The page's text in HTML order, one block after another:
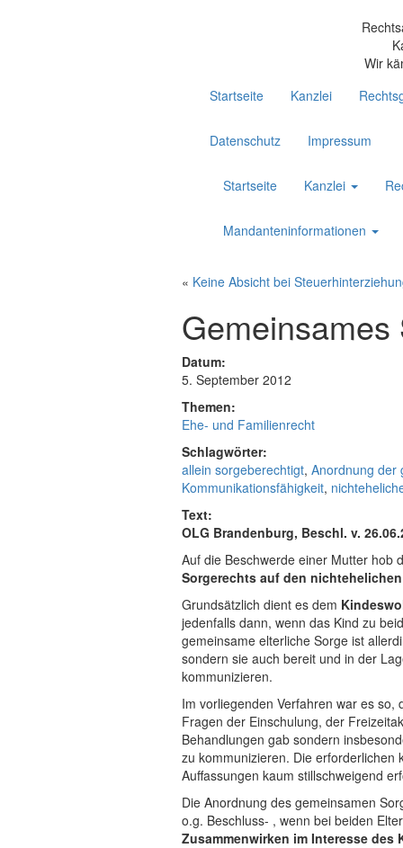
Wir
Startseite
Kanzlei
Datenschutz Impressum
Startseite Kanzlei
Mandanteninformationen
« Keine Absicht bei
Datum:
5. September 2012
Themen:
Ehe- und Familienrecht
Schlagwörter:
allein sorgeberechtigt, Anordnung der
Kommunikationsfähigkeit,
Text:
OLG Brandenburg, Beschl. v.
Auf die Beschwerde einer Mutter hob
Sorgerechts auf den nichtehelichen
Grundsätzlich dient es dem
jedenfalls dann, wenn das Kind zu
gemeinsame elterliche Sorge ist
sondern sie auch bereit und in der
kommunizieren.
Im vorliegenden Verfahren war es so,
Fragen der Einschulung, der
Behandlungen gab sondern
zu kommunizieren. Die erforderlichen
Auffassungen kaum stillschweigend
Die Anordnung des gemeinsamen
o.g. Beschluss- , wenn bei beiden
Zusammenwirken im Interesse des